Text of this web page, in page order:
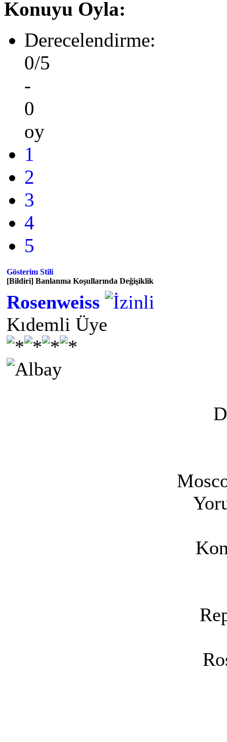
Konuyu Oyla:
Derecelendirme:
0/5
-
0
oy
1
2
3
4
5
Gösterim Stili
[Bildiri] Banlanma Koşullarında Değişiklik
Rosenweiss
Kıdemli Üye